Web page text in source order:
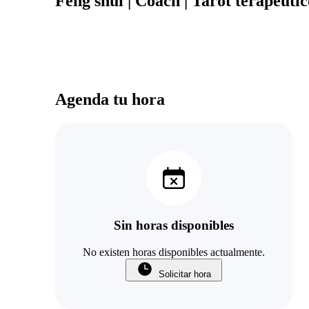
Agenda tu hora
Sin horas disponibles
No existen horas disponibles actualmente.
Solicitar hora